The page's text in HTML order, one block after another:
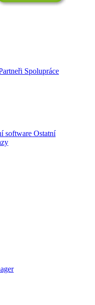
Spolupráce
software Ostatní